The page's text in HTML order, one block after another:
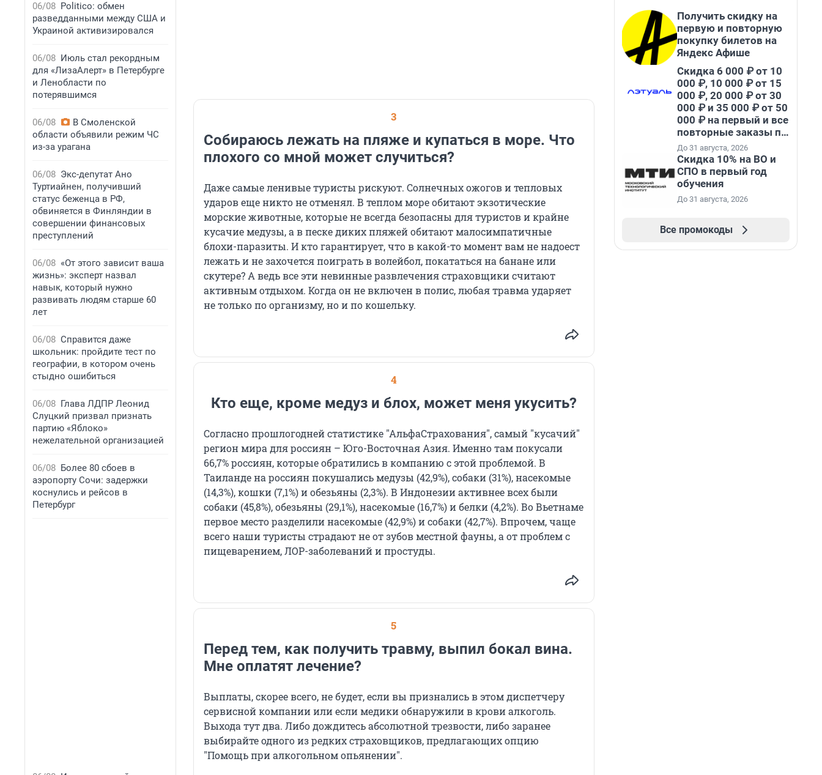
06/08 Politico: обмен
разведданными между США и
Украиной активизировался
06/08 Июль стал рекордным
для «ЛизаАлерт» в Петербурге
и Ленобласти по
потерявшимся
06/08
В Смоленской
области объявили режим ЧС
из-за урагана
06/08 Экс-депутат Ано
Туртиайнен, получивший
статус беженца в РФ,
обвиняется в Финляндии в
совершении финансовых
преступлений
06/08 «От этого зависит ваша
жизнь»: эксперт назвал
навык, который нужно
развивать людям старше 60
лет
06/08 Справится даже
школьник: пройдите тест по
географии, в котором очень
стыдно ошибиться
06/08 Глава ЛДПР Леонид
Слуцкий призвал признать
партию «Яблоко»
нежелательной организацией
06/08 Более 80 сбоев в
аэропорту Сочи: задержки
коснулись и рейсов в
Петербург
3
Собираюсь лежать на пляже и купаться в море. Что
плохого со мной может случиться?
Даже самые ленивые туристы рискуют. Солнечных ожогов и тепловых
ударов еще никто не отменял. В теплом море обитают экзотические
морские животные, которые не всегда безопасны для туристов и крайне
кусачие медузы, а в песке диких пляжей обитают малосимпатичные
блохи-паразиты. И кто гарантирует, что в какой-то момент вам не надоест
лежать и не захочется поиграть в волейбол, покататься на банане или
скутере? А ведь все эти невинные развлечения страховщики считают
активным отдыхом. Когда он не включен в полис, любая травма ударяет
не только по организму, но и по кошельку.
4
Кто еще, кроме медуз и блох, может меня укусить?
Согласно прошлогодней статистике "АльфаСтрахования", самый "кусачий"
регион мира для россиян – Юго-Восточная Азия. Именно там покусали
66,7% россиян, которые обратились в компанию с этой проблемой. В
Таиланде на россиян покушались медузы (42,9%), собаки (31%), насекомые
(14,3%), кошки (7,1%) и обезьяны (2,3%). В Индонезии активнее всех были
собаки (45,8%), обезьяны (29,1%), насекомые (16,7%) и белки (4,2%). Во Вьетнаме
первое место разделили насекомые (42,9%) и собаки (42,7%). Впрочем, чаще
всего наши туристы страдают не от зубов местной фауны, а от проблем с
пищеварением, ЛОР-заболеваний и простуды.
5
Перед тем, как получить травму, выпил бокал вина.
Мне оплатят лечение?
Выплаты, скорее всего, не будет, если вы признались в этом диспетчеру
сервисной компании или если медики обнаружили в крови алкоголь.
Выхода тут два. Либо дождитесь абсолютной трезвости, либо заранее
выбирайте одного из редких страховщиков, предлагающих опцию
"Помощь при алкогольном опьянении".
Получить скидку на
первую и повторную
покупку билетов на
Яндекс Афише
Скидка 6 000 ₽ от 10
000 ₽, 10 000 ₽ от 15
000 ₽, 20 000 ₽ от 30
000 ₽ и 35 000 ₽ от 50
000 ₽ на первый и все
повторные заказы по
промокоду НАБЕРИ
До 31 августа, 2026
Скидка 10% на ВО и
СПО в первый год
обучения
До 31 августа, 2026
Все промокоды